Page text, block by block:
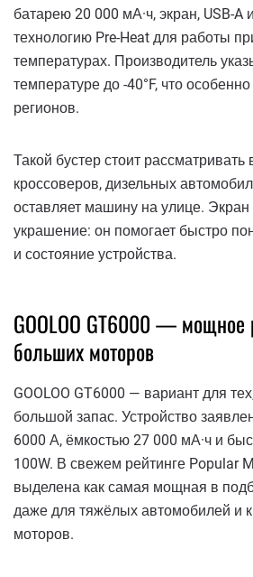
батарею 20 000 мА·ч, экран, USB-A
технологию Pre-Heat для работы
температурах. Производитель
температуре до -40°F, что
регионов.
Такой бустер стоит рассматривать
кроссоверов, дизельных
оставляет машину на улице. Экран
украшение: он помогает быстро
и состояние устройства.
GOOLOO GT6000 —
больших моторов
GOOLOO GT6000 — вариант для
большой запас. Устройство
6000 А, ёмкостью 27 000 мА·ч и
100W. В свежем рейтинге Popular
выделена как самая мощная в
даже для тяжёлых автомобилей и
моторов.